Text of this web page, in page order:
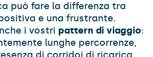
può fare la differenza tra
e una frustrante.
i vostri pattern di viaggio:
lunghe percorrenze,